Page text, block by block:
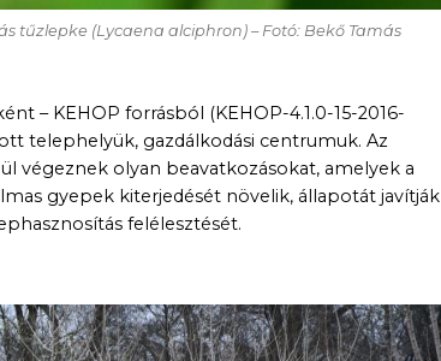
tűzlepke (Lycaena alciphron) – Fotó: Bekő Tamás
– KEHOP forrásból (KEHOP-4.1.0-15-2016-
telephelyük, gazdálkodási centrumuk. Az
végeznek olyan beavatkozásokat, amelyek a
gyepek kiterjedését növelik, állapotát javítják
felélesztését.